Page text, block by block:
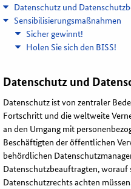
Datenschutz und
Sensibilisierungsmaßnahmen
Sicher gewinnt!
Holen Sie sich den BISS!
Datenschutz und
Datenschutz ist von zentraler
Fortschritt und die weltweite
an den Umgang mit
Beschäftigten der öffentlichen
behördlichen
Datenschutzbeauftragten, worauf
Datenschutzrechts achten